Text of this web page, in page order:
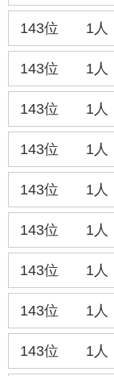
143位 1人
143位 1人
143位 1人
143位 1人
143位 1人
143位 1人
143位 1人
143位 1人
143位 1人